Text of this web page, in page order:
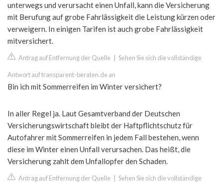
unterwegs und verursacht einen Unfall, kann die Versicherung
mit Berufung auf grobe Fahrlässigkeit die Leistung kürzen oder
verweigern. In einigen Tarifen ist auch grobe Fahrlässigkeit
mitversichert.
Antrag auf Entfernung der Quelle Sehen Sie sich die vollständige
Antwort auf transparent-beraten.de an
Bin ich mit Sommerreifen im Winter versichert?
In aller Regel ja. Laut Gesamtverband der Deutschen
Versicherungswirtschaft bleibt der Haftpflichtschutz für
Autofahrer mit Sommerreifen in jedem Fall bestehen, wenn
diese im Winter einen Unfall verursachen. Das heißt, die
Versicherung zahlt dem Unfallopfer den Schaden.
Antrag auf Entfernung der Quelle Sehen Sie sich die vollständige